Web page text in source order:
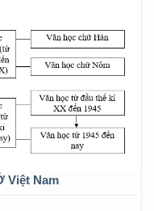
Việt Nam